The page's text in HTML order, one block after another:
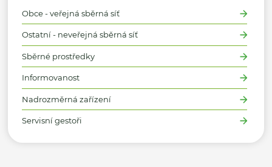
Obce - veřejná sběrná síť
Ostatní - neveřejná sběrná síť
Sběrné prostředky
Informovanost
Nadrozměrná zařízení
Servisní gestoři